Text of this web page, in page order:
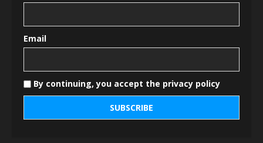
Email
By continuing, you accept the privacy policy